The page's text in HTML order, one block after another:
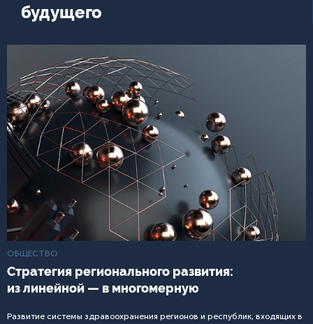
будущего
ОБЩЕСТВО
Стратегия регионального развития:
из линейной — в многомерную
Развитие системы здравоохранения регионов и республик, входящих в